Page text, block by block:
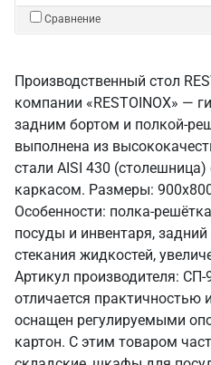
Сравнение
Производственный стол
компании «RESTOINOX» —
задним бортом и полкой-
выполнена из
стали AISI 430
каркасом. Размеры:
Особенности: полка-
посуды и инвентаря,
стекания жидкостей,
Артикул производителя:
отличается практичностью
оснащен регулируемыми
картон. С этим товаром